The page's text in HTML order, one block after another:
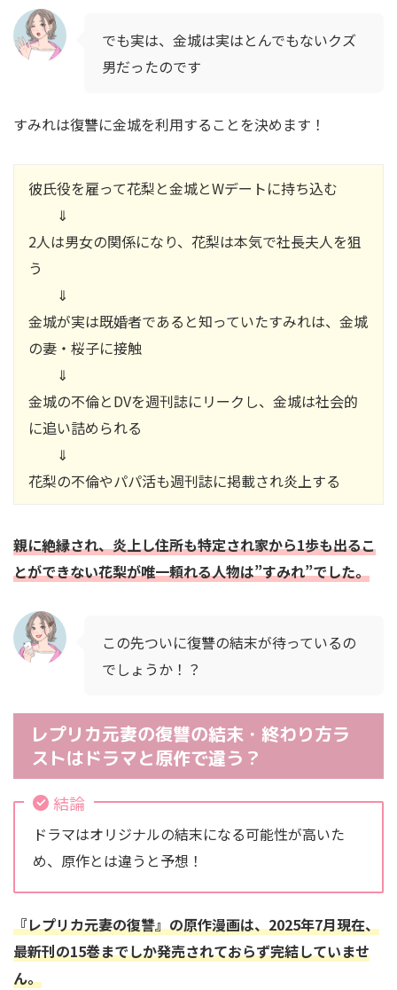
でも実は、金城は実はとんでもないクズ
男だったのです
すみれは復讐に金城を利用することを決めます！
彼氏役を雇って花梨と金城とWデートに持ち込む
⇓
2人は男女の関係になり、花梨は本気で社長夫人を狙
う
⇓
金城が実は既婚者であると知っていたすみれは、金城
の妻・桜子に接触
⇓
金城の不倫とDVを週刊誌にリークし、金城は社会的
に追い詰められる
⇓
花梨の不倫やパパ活も週刊誌に掲載され炎上する
親に絶縁され、炎上し住所も特定され家から1歩も出るこ
とができない花梨が唯一頼れる人物は”すみれ”でした。
この先ついに復讐の結末が待っているの
でしょうか！？
レプリカ元妻の復讐の結末・終わり方ラ
ストはドラマと原作で違う？
結論
ドラマはオリジナルの結末になる可能性が高いた
め、原作とは違うと予想！
『レプリカ元妻の復讐』の原作漫画は、2025年7月現在、
最新刊の15巻までしか発売されておらず完結していませ
ん。